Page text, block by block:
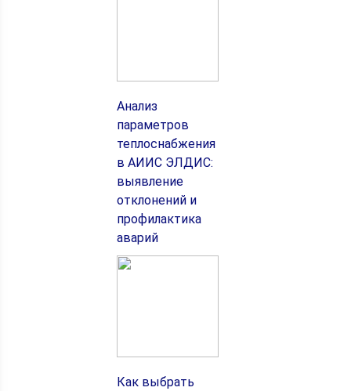
Анализ
параметров
теплоснабжения
в АИИС ЭЛДИС:
выявление
отклонений и
профилактика
аварий
Как выбрать